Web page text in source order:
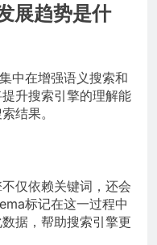
展趋势是什
中在增强语义搜索和
升搜索引擎的理解能
结果。
仅依赖关键词，还会
标记在这一过程中
据，帮助搜索引擎更